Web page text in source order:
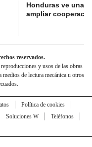
Honduras ve una
ampliar
reservados.
y usos de las obras
medios de lectura mecánica u otros
Política de cookies
Soluciones W
Teléfonos